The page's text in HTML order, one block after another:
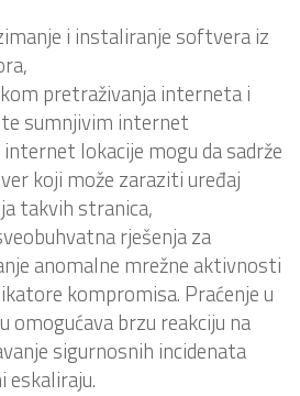
i instaliranje softvera iz
pretraživanja interneta i
sumnjivim internet
lokacije mogu da sadrže
koji može zaraziti uređaj
takvih stranica,
rješenja za
anomalne mrežne aktivnosti
kompromisa. Praćenje u
omogućava brzu reakciju na
sigurnosnih incidenata
eskaliraju.